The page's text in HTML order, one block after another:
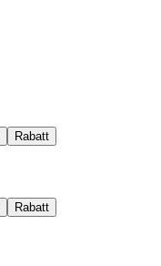
Rabatt
Rabatt